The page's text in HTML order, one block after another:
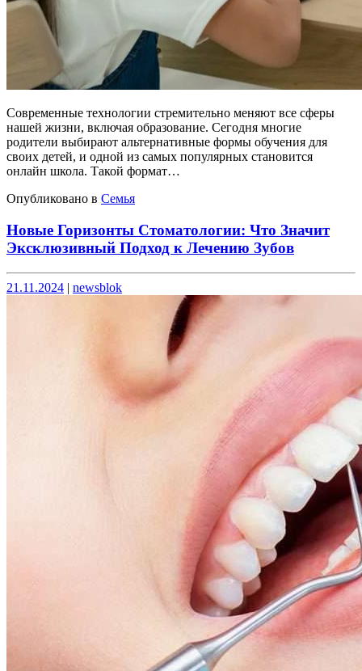
Современные технологии стремительно меняют все сферы
нашей жизни, включая образование. Сегодня многие
родители выбирают альтернативные формы обучения для
своих детей, и одной из самых популярных становится
онлайн школа. Такой формат…
Опубликовано в Семья
Новые Горизонты Стоматологии: Что Значит
Эксклюзивный Подход к Лечению Зубов
Опубликовано
21.11.2024 | Опубликовано
newsblok